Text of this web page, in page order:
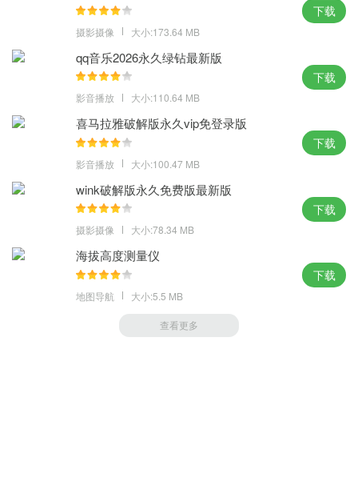
了几乎所有的BUG，小内存的安装也不是毫无用处的。
MD5：1560FT3EKK3451S3684TT0E6W4331F11
SHA1：G13DU46532T75388IJQ3DH03Y35411892G52T1RI
摄影摄像 大小:173.64 MB
下载
qq音乐2026永久绿钻最新版
影音播放 大小:110.64 MB
下载
喜马拉雅破解版永久vip免登录版
影音播放 大小:100.47 MB
下载
wink破解版永久免费版最新版
摄影摄像 大小:78.34 MB
下载
海拔高度测量仪
地图导航 大小:5.5 MB
下载
查看更多